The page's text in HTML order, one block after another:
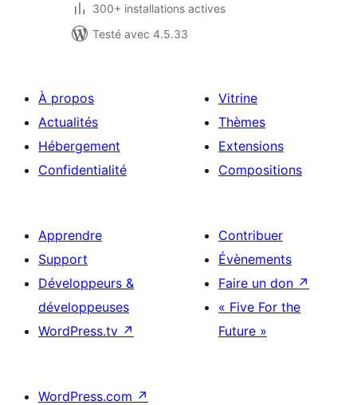
300+ installations actives
Testé avec 4.5.33
À propos
Actualités
Hébergement
Confidentialité
Vitrine
Thèmes
Extensions
Compositions
Apprendre
Support
Développeurs &
développeuses
WordPress.tv ↗
Contribuer
Évènements
Faire un don ↗
« Five For the
Future »
WordPress.com ↗